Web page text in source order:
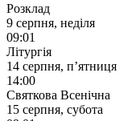
Розклад
9 серпня, неділя
09:01
Літургія
14 серпня, п’ятниця
14:00
Святкова Всенічна
15 серпня, субота